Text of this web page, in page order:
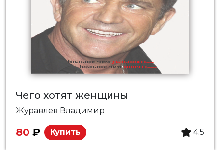
Чего хотят женщины
Журавлев Владимир
80 ₽ Купить 4.5